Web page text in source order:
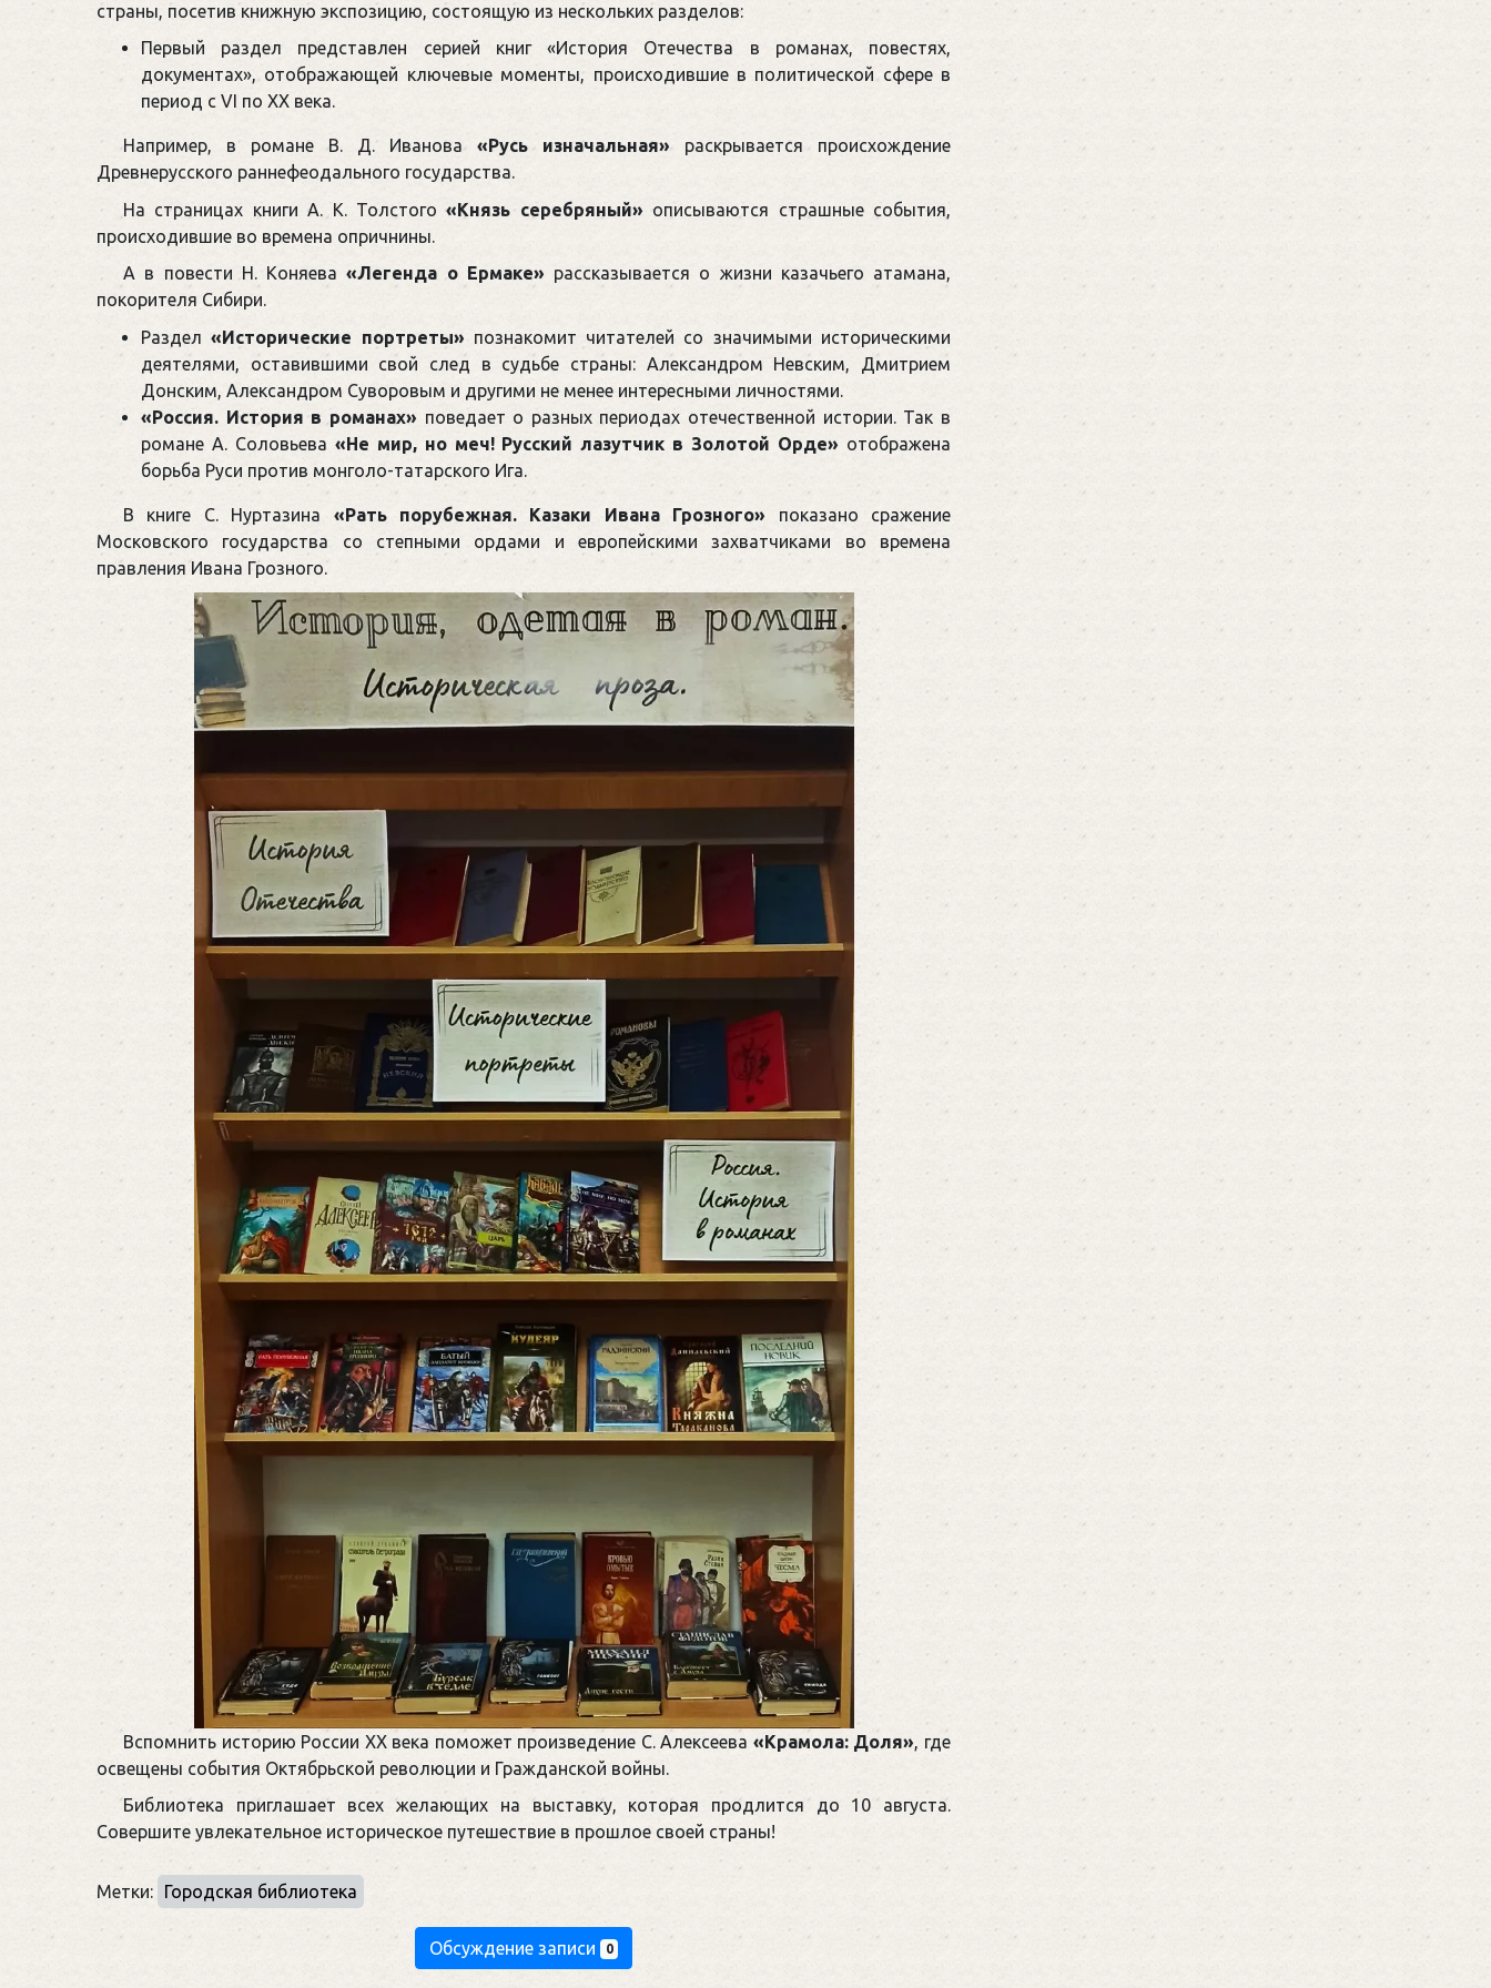
страны, посетив книжную экспозицию, состоящую из нескольких разделов:
Первый раздел представлен серией книг «История Отечества в романах, повестях,
документах», отображающей ключевые моменты, происходившие в политической сфере в
период с VI по XX века.
Например, в романе В. Д. Иванова «Русь изначальная»раскрывается происхождение
Древнерусского раннефеодального государства.
На страницах книги А. К. Толстого«Князь серебряный» описываются страшные события,
происходившие во времена опричнины.
А в повести Н. Коняева«Легенда о Ермаке» рассказывается о жизни казачьего атамана,
покорителя Сибири.
Раздел«Исторические портреты» познакомит читателей со значимыми историческими
деятелями, оставившими свой след в судьбе страны: Александром Невским, Дмитрием
Донским, Александром Суворовым и другими не менее интересными личностями.
«Россия. История в романах» поведает о разных периодах отечественной истории. Так в
романе А. Соловьева «Не мир, но меч! Русский лазутчик в Золотой Орде» отображена
борьба Руси против монголо-татарского Ига.
В книге С. Нуртазина «Рать порубежная. Казаки Ивана Грозного» показано сражение
Московского государства со степными ордами и европейскими захватчиками во времена
правления Ивана Грозного.
Вспомнить историю России ХХ века поможет произведение С. Алексеева «Крамола: Доля», где
освещены события Октябрьской революции и Гражданской войны.
Библиотека приглашает всех желающих на выставку, которая продлится до 10 августа.
Совершите увлекательное историческое путешествие в прошлое своей страны!
Метки: Городская библиотека
Обсуждение записи 0